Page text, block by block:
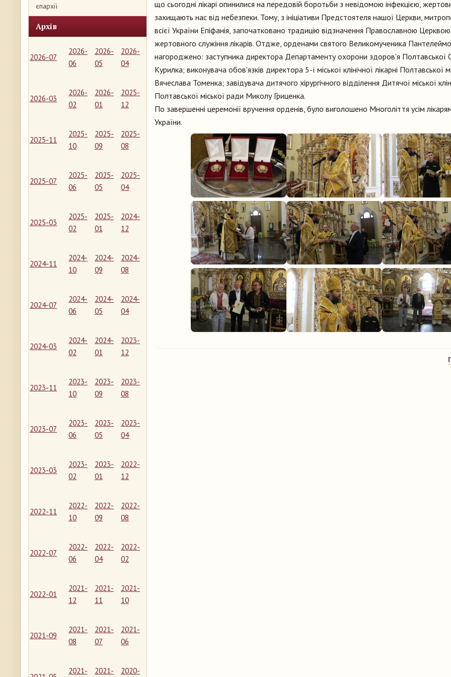
єпархії
Архів
2026-07
2026-
06
2026-
05
2026-
04
2026-03
2026-
02
2026-
01
2025-
12
2025-11
2025-
10
2025-
09
2025-
08
2025-07
2025-
06
2025-
05
2025-
04
2025-03
2025-
02
2025-
01
2024-
12
2024-11
2024-
10
2024-
09
2024-
08
2024-07
2024-
06
2024-
05
2024-
04
2024-03
2024-
02
2024-
01
2023-
12
2023-11
2023-
10
2023-
09
2023-
08
2023-07
2023-
06
2023-
05
2023-
04
2023-03
2023-
02
2023-
01
2022-
12
2022-11
2022-
10
2022-
09
2022-
08
2022-07
2022-
06
2022-
04
2022-
02
2022-01
2021-
12
2021-
11
2021-
10
2021-09
2021-
08
2021-
07
2021-
06
2021- 2021- 2020-
що сьогодні лікарі опинилися на передовій боротьби з невідомою інфекцією,
захищають нас від небезпеки. Тому, з ініціативи Предстоятеля нашої Церкви,
всієї України Епіфанія, започатковано традицію відзначення Православною
жертовного служіння лікарів. Отдже, орденами святого Великомученика
нагороджено: заступника директора Департаменту охорони здоров'я
Курилка; виконувача обов'язків директора 5-ї міської клінічної лікарні Полтавської
Вячеслава Томенка; завідувача дитячого хірургічного відділення Дитячої міської
Полтавської міської ради Миколу Гриценка.
По завершенні церемонії вручення орденів, було виголошено Многоліття усім
України.